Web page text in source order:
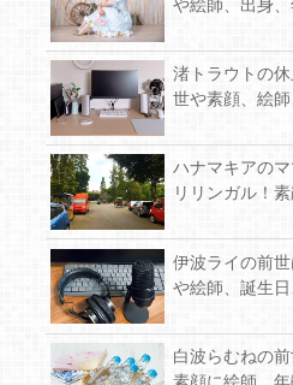
最近の投稿
五木左京の中
顔や絵師、身